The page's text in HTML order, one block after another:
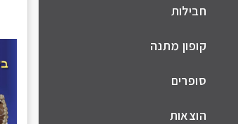
חבילות
קופון מתנה
סופרים
הוצאות